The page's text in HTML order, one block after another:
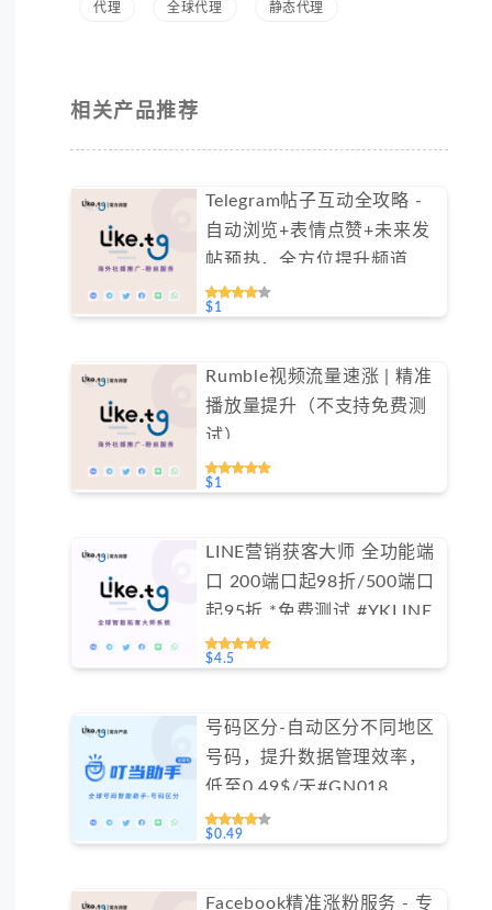
代理 全球代理 静态代理
相关产品推荐
Telegram帖子互动全攻略 -
自动浏览+表情点赞+未来发
帖预热，全方位提升频道活
跃度（不支持免费测试）
$1
Rumble视频流量速涨 | 精准
播放量提升（不支持免费测
试）
$1
LINE营销获客大师 全功能端
口 200端口起98折/500端口
起95折 *免费测试 #YKLINE
$4.5
号码区分-自动区分不同地区
号码，提升数据管理效率，
低至0.49$/天#GN018
$0.49
Facebook精准涨粉服务 - 专